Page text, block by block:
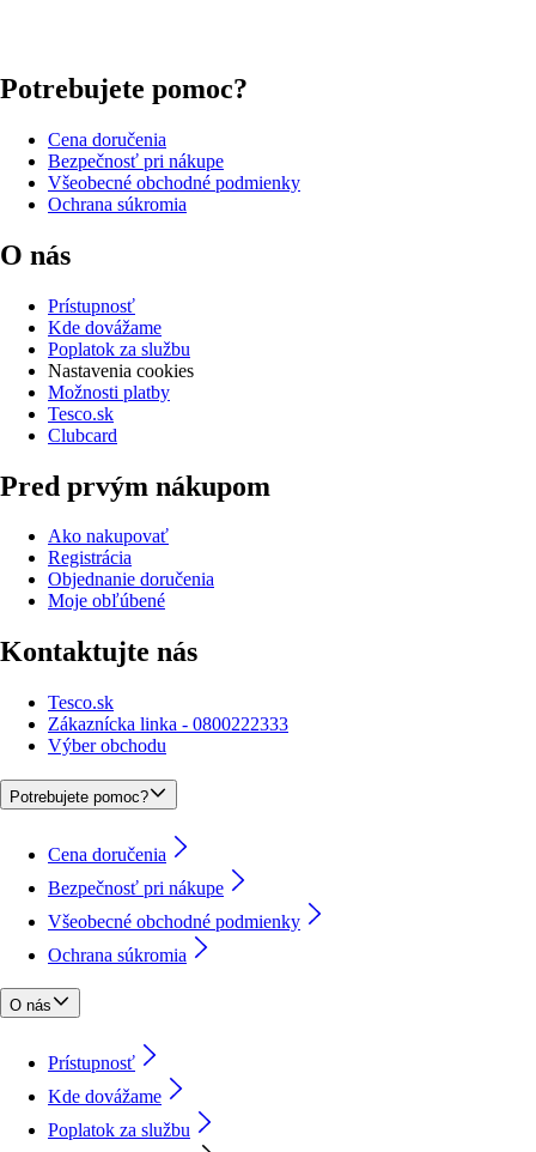
Potrebujete pomoc?
Cena doručenia
Bezpečnosť pri nákupe
Všeobecné obchodné podmienky
Ochrana súkromia
O nás
Prístupnosť
Kde dovážame
Poplatok za službu
Nastavenia cookies
Možnosti platby
Tesco.sk
Clubcard
Pred prvým nákupom
Ako nakupovať
Registrácia
Objednanie doručenia
Moje obľúbené
Kontaktujte nás
Tesco.sk
Zákaznícka linka - 0800222333
Výber obchodu
Potrebujete pomoc?
Cena doručenia
Bezpečnosť pri nákupe
Všeobecné obchodné podmienky
Ochrana súkromia
O nás
Prístupnosť
Kde dovážame
Poplatok za službu